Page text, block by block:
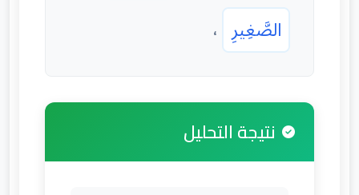
الصَّغِيرِ ،
نتيجة التحليل